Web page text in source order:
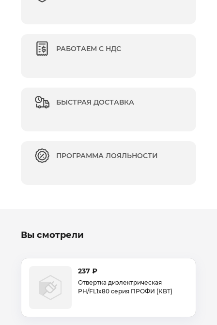
РАБОТАЕМ С НДС
БЫСТРАЯ ДОСТАВКА
ПРОГРАММА ЛОЯЛЬНОСТИ
Вы смотрели
237 ₽
Отвертка диэлектрическая
PH/FL1x80 серия ПРОФИ (КВТ)